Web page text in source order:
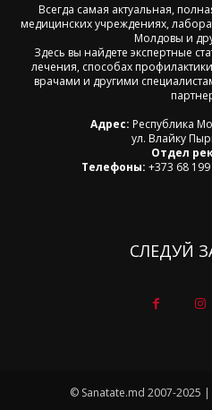
Всегда самая актуальная,
медицинских учреждениях,
Молдовы и
Здесь вы найдете экспертные
лечения, способах
врачами и другими
Адрес: Республика
ул. Влайку
Отдел
Телефоны: +373 68
СЛЕДУЙ
© Sanatate.md 2007-2025